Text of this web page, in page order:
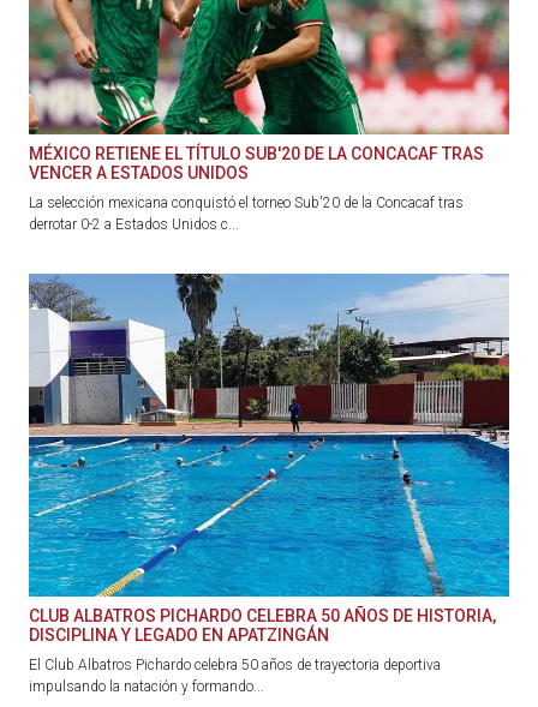
MÉXICO RETIENE EL TÍTULO SUB'20 DE LA CONCACAF TRAS
VENCER A ESTADOS UNIDOS
La selección mexicana conquistó el torneo Sub'20 de la Concacaf tras
derrotar 0-2 a Estados Unidos c...
CLUB ALBATROS PICHARDO CELEBRA 50 AÑOS DE HISTORIA,
DISCIPLINA Y LEGADO EN APATZINGÁN
El Club Albatros Pichardo celebra 50 años de trayectoria deportiva
impulsando la natación y formando...